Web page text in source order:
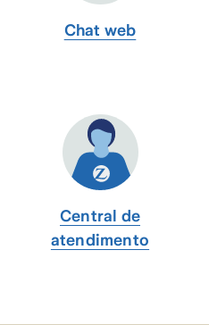
Chat web
Central de
atendimento